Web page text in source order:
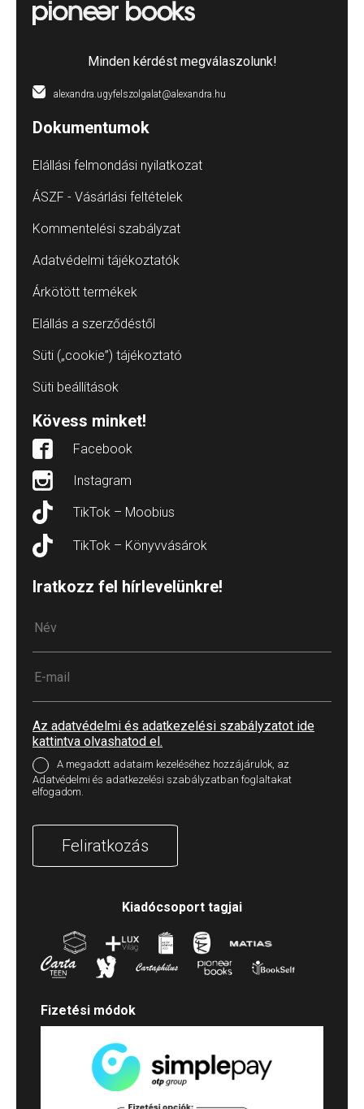
Minden kérdést megválaszolunk!
alexandra.ugyfelszolgalat@alexandra.hu
Dokumentumok
Elállási felmondási nyilatkozat
ÁSZF - Vásárlási feltételek
Kommentelési szabályzat
Adatvédelmi tájékoztatók
Árkötött termékek
Elállás a szerződéstől
Süti („cookie”) tájékoztató
Süti beállítások
Kövess minket!
Facebook
Instagram
TikTok – Moobius
TikTok – Könyvvásárok
Iratkozz fel hírlevelünkre!
Az adatvédelmi és adatkezelési szabályzatot ide
kattintva olvashatod el.
A megadott adataim kezeléséhez hozzájárulok, az
Adatvédelmi és adatkezelési szabályzatban foglaltakat
elfogadom.
Feliratkozás
Kiadócsoport tagjai
Fizetési módok